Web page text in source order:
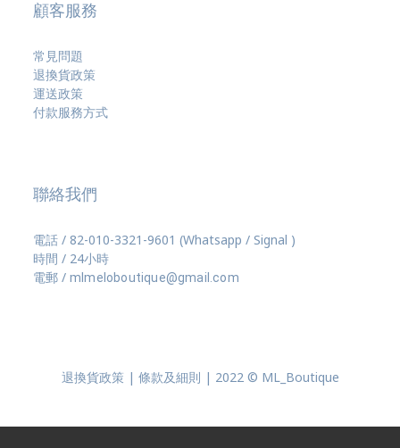
顧客服務
常見問題
退換貨政策
運送政策
付款服務方式
聯絡我們
電話 / 82-010-3321-9601 (Whatsapp / Signal )
時間 / 24小時
電郵 / mlmeloboutique@gmail.com
退換貨政策 | 條款及細則 | 2022 © ML_Boutique